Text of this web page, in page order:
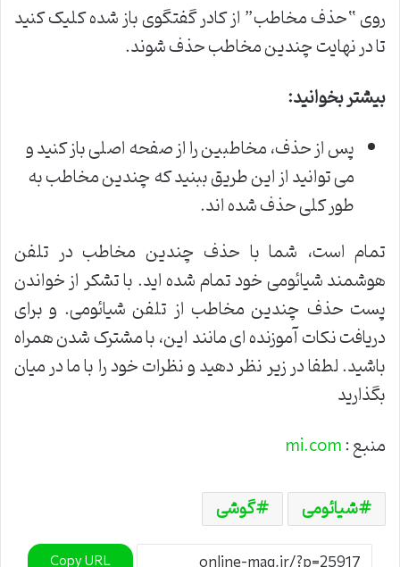
روی “حذف مخاطب” از کادر گفتگوی باز شده کلیک کنید
تا در نهایت چندین مخاطب حذف شوند.
بیشتر بخوانید:
پس از حذف، مخاطبین را از صفحه اصلی باز کنید و
می توانید از این طریق ببنید که چندین مخاطب به
طور کلی حذف شده اند.
تمام است، شما با حذف چندین مخاطب در تلفن
هوشمند شیائومی خود تمام شده اید. با تشکر از خواندن
پست حذف چندین مخاطب از تلفن شیائومی. و برای
دریافت نکات آموزنده ای مانند این، با مشترک شدن همراه
باشید. لطفا در زیر نظر دهید و نظرات خود را با ما در میان
بگذارید
منبع :mi.com
شیائومی
گوشی